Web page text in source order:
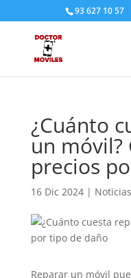
93 627 10 57
¿Cuánto
un móvil?
precios
16 Dic 2024| Noticias
Reparar un móvil